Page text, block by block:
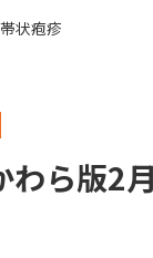
状疱疹
わら版